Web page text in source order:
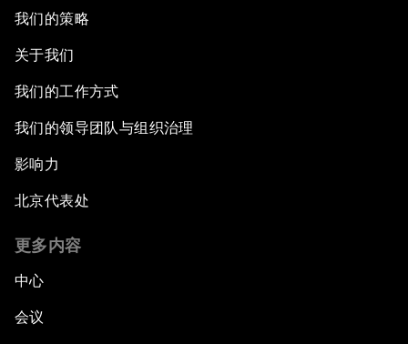
我们的策略
关于我们
我们的工作方式
我们的领导团队与组织治理
影响力
北京代表处
更多内容
中心
会议